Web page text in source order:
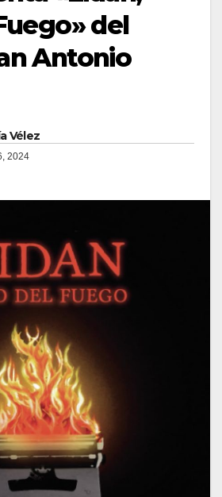
del
Antonio
Vélez
2024